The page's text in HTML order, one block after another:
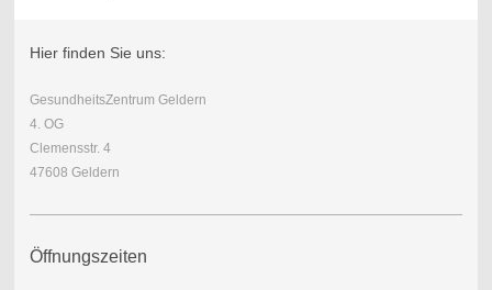
Hier finden Sie uns:
GesundheitsZentrum Geldern
4. OG
Clemensstr. 4
47608 Geldern
Öffnungszeiten